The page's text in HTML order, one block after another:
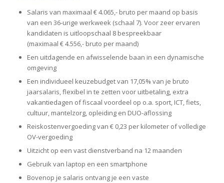
Salaris van maximaal € 4.065,- bruto per maand op basis
van een 36-urige werkweek (schaal 7). Voor zeer ervaren
kandidaten is uitloopschaal 8 bespreekbaar
(maximaal € 4.556,- bruto per maand)
Een uitdagende en afwisselende baan in een dynamische
omgeving
Een individueel keuzebudget van 17,05% van je bruto
jaarsalaris, flexibel in te zetten voor uitbetaling, extra
vakantiedagen of fiscaal voordeel op o.a. sport, ICT, fiets,
cultuur, mantelzorg, opleiding en DUO-aflossing
Reiskostenvergoeding van € 0,23 per kilometer of volledige
OV-vergoeding
Uitzicht op een vast dienstverband na 12 maanden
Gebruik van laptop en een smartphone
Bovenop je salaris ontvang je een vaste